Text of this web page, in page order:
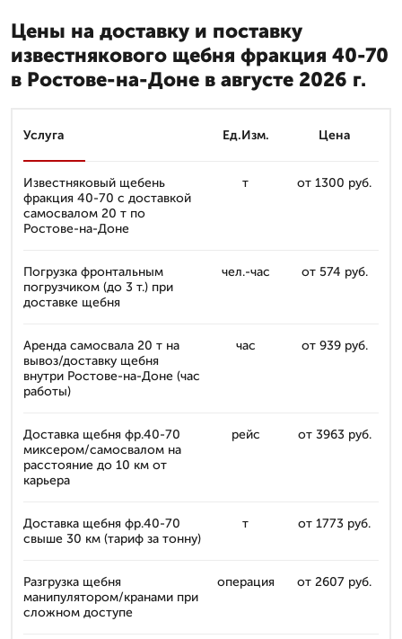
Цены на доставку и поставку
известнякового щебня фракция 40-70
в Ростове-на-Доне в августе 2026 г.
Услуга Ед.Изм. Цена
Известняковый щебень
фракция 40-70 с доставкой
самосвалом 20 т по
Ростове-на-Доне
т от 1300 руб.
Погрузка фронтальным
погрузчиком (до 3 т.) при
доставке щебня
чел.-час от 574 руб.
Аренда самосвала 20 т на
вывоз/доставку щебня
внутри Ростове-на-Доне (час
работы)
час от 939 руб.
Доставка щебня фр.40-70
миксером/самосвалом на
расстояние до 10 км от
карьера
рейс от 3963 руб.
Доставка щебня фр.40-70
свыше 30 км (тариф за тонну)
т от 1773 руб.
Разгрузка щебня
манипулятором/кранами при
сложном доступе
операция от 2607 руб.